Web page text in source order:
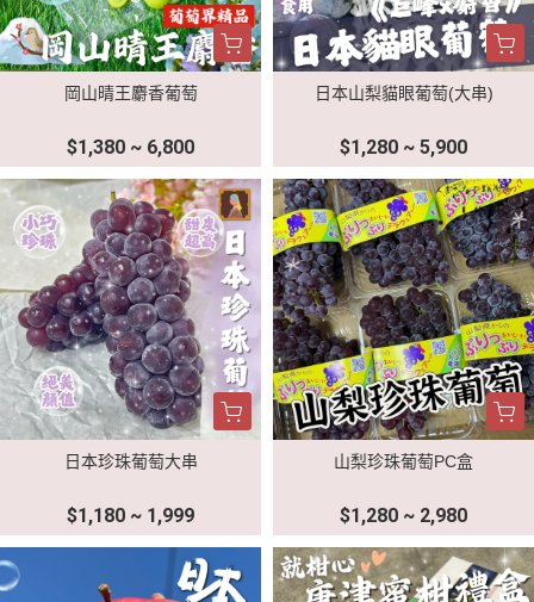
岡山晴王麝香葡萄
$1,380 ~ 6,800
日本山梨貓眼葡萄(大串)
$1,280 ~ 5,900
日本珍珠葡萄大串
$1,180 ~ 1,999
山梨珍珠葡萄PC盒
$1,280 ~ 2,980